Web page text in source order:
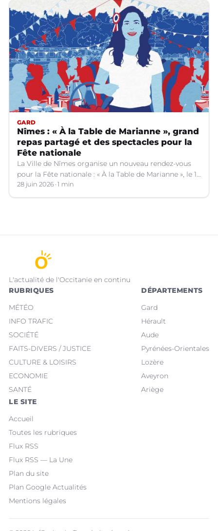
GARD
Nîmes : « À la Table de Marianne », grand
repas partagé et des spectacles pour la
Fête nationale
La Ville de Nîmes organise un nouveau rendez-vous
pour la Fête nationale : « À la Table de Marianne », le 13
juillet prochain.
28 juin 2026 1 min
L'actualité de l'Occitanie en continu
RUBRIQUES
MÉTÉO
INFO TRAFIC
SOCIÉTÉ
FAITS-DIVERS / JUSTICE
CULTURE & LOISIRS
ECONOMIE
SANTÉ
DÉPARTEMENTS
Gard
Hérault
Aude
Pyrénées-Orientales
Lozère
Aveyron
Ariège
LE SITE
Accueil
Toutes les rubriques
Flux RSS
Flux RSS — La Une
Plan du site
Plan Google Actualités
Mentions légales